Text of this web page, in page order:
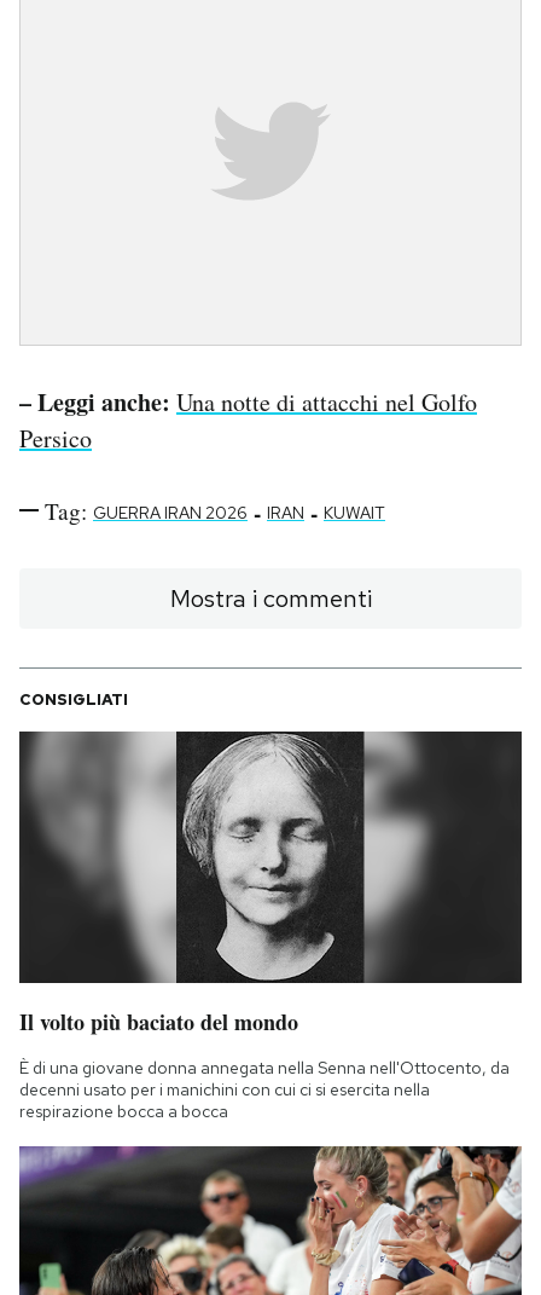
– Leggi anche: Una notte di attacchi nel Golfo
Persico
Tag: GUERRA IRAN 2026 - IRAN - KUWAIT
Mostra i commenti
CONSIGLIATI
Il volto più baciato del mondo
È di una giovane donna annegata nella Senna nell'Ottocento, da
decenni usato per i manichini con cui ci si esercita nella
respirazione bocca a bocca